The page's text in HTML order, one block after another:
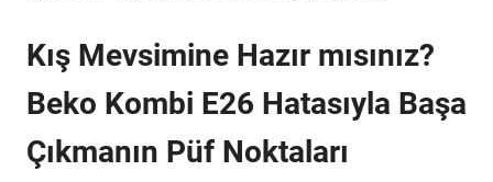
Kış Mevsimine Hazır mısınız?
Beko Kombi E26 Hatasıyla Başa
Çıkmanın Püf Noktaları